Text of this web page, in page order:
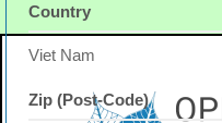
Country
Viet Nam
Zip (Post-Code)